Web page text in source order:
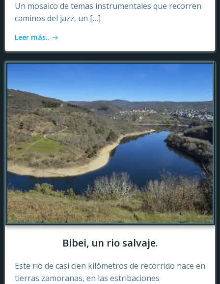
Un mosaico de temas instrumentales que recorren
caminos del jazz, un […]
Leer más..
Bibei, un rio salvaje.
Este rio de casi cien kilómetros de recorrido nace en
tierras zamoranas, en las estribaciones